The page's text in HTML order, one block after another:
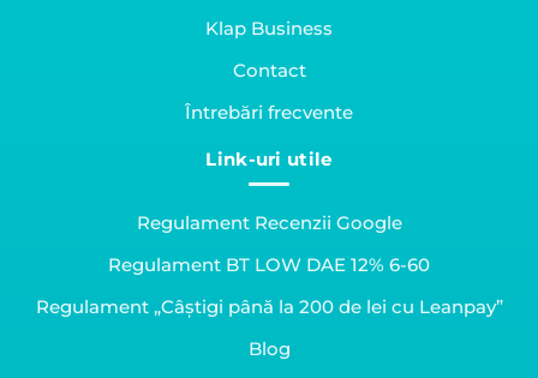
Klap Business
Contact
Întrebări frecvente
Link-uri utile
Regulament Recenzii Google
Regulament BT LOW DAE 12% 6-60
Regulament „Câștigi până la 200 de lei cu Leanpay”
Blog